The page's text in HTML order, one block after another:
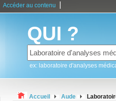
Accéder au contenu
QUI ?
ex: laboratoire d'analyses
Accueil Aude